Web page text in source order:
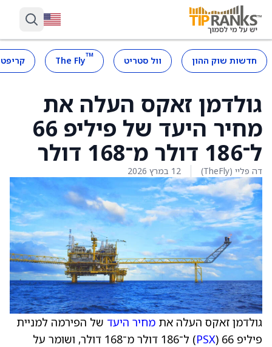
חדשות שוק ההון וול סטריט ™
The Fly
גולדמן זאקס העלה את
מחיר היעד של פיליפ 66
ל־186 דולר מ־168 דולר
דה פליי (TheFly) 12 במרץ 2026
גולדמן זאקס העלה את מחיר היעד של הפירמה למניית
פיליפ 66 (
PSX
) ל־186 דולר מ־168 דולר, ושומר על